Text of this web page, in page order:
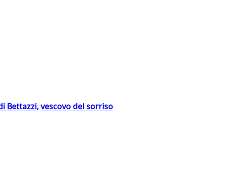
Bettazzi, vescovo del sorriso